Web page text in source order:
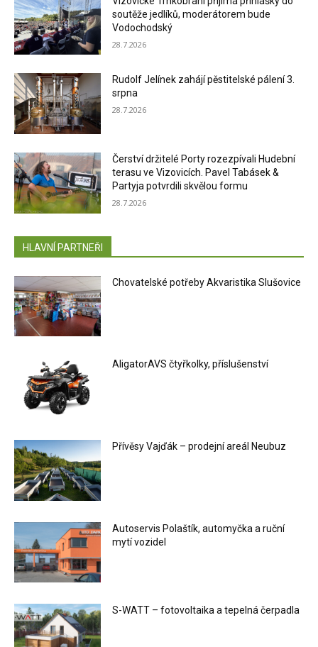
soutěže jedlíků, moderátorem bude
Vodochodský
28.7.2026
Rudolf Jelínek zahájí pěstitelské pálení 3.
srpna
28.7.2026
Čerství držitelé Porty rozezpívali Hudební
terasu ve Vizovicích. Pavel Tabásek &
Partyja potvrdili skvělou formu
28.7.2026
HLAVNÍ PARTNEŘI
Chovatelské potřeby Akvaristika Slušovice
AligatorAVS čtyřkolky, příslušenství
Přívěsy Vajďák – prodejní areál Neubuz
Autoservis Polaštík, automyčka a ruční
mytí vozidel
S-WATT – fotovoltaika a tepelná čerpadla